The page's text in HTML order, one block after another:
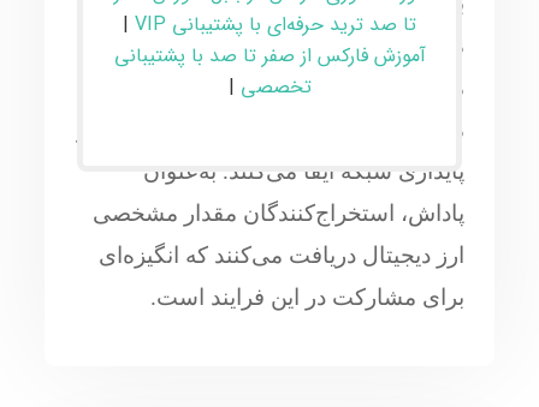
مسائل پیچیده ریاضی انجام می‌شود.
ماینرها یا استخراج‌کنندگان با ارائه توان
محاسباتی، نقش مهمی در تضمین امنیت و
پایداری شبکه ایفا می‌کنند. به‌عنوان
پاداش، استخراج‌کنندگان مقدار مشخصی
ارز دیجیتال دریافت می‌کنند که انگیزه‌ای
برای مشارکت در این فرایند است.
تا صد ترید حرفه‌ای با پشتیبانی VIP
|
آموزش فارکس از صفر تا صد با پشتیبانی
تخصصی |